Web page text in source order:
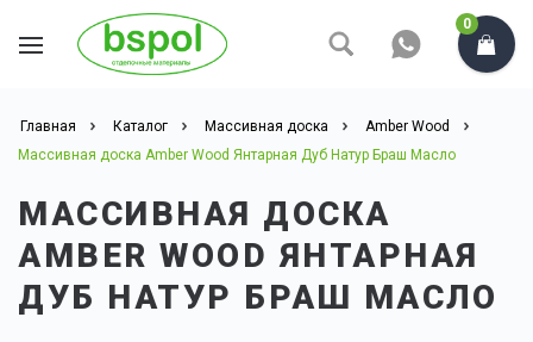
0
Главная Каталог Массивная доска
Amber Wood
Массивная доска Amber Wood Янтарная Дуб Натур Браш Масло
МАССИВНАЯ ДОСКА
AMBER WOOD ЯНТАРНАЯ
ДУБ НАТУР БРАШ МАСЛО